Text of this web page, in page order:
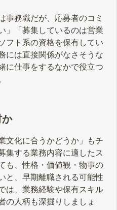
事務職だが、応募者のコミ
」「募集しているのは営業
フト系の資格を保有してい
には直接関係がなさそうな
に仕事をするなかで役立つ
か
文化に合うかどうか」もチ
集する業務内容に適したス
も、性格・価値観・物事の
と、早期離職される可能性
は、業務経験や保有スキル
の人柄も深掘りしましょ